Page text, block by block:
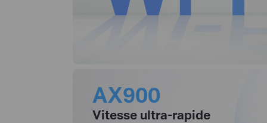
AX900
Vitesse ultra-rapide